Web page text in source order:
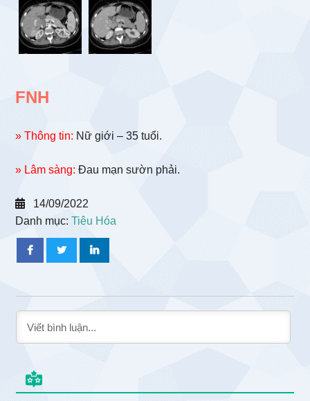
FNH
» Thông tin: Nữ giới – 35 tuổi.
» Lâm sàng: Đau mạn sườn phải.
14/09/2022
Danh mục:Tiêu Hóa